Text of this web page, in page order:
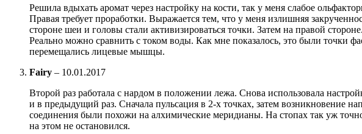
Решила вдыхать аромат через настройку на кости, так у меня слабое
Правая требует проработки. Выражается тем, что у меня излишняя
стороне шеи и головы стали активизироваться точки. Затем на правой
Реально можно сравнить с током воды. Как мне показалось, это были точки
перемещались лицевые мышцы.
Fairy – 10.01.2017
Второй раз работала с нардом в положении лежа. Снова использовала
и в предыдущий раз. Сначала пульсация в 2-х точках, затем возникновение
соединения были похожи на алхимические меридианы. На стопах так уж
на этом не остановился.